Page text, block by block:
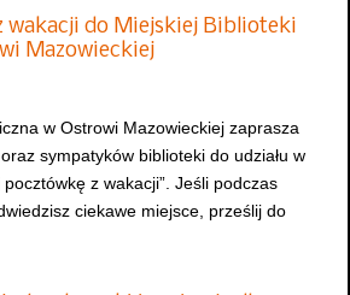
wakacji do Miejskiej Biblioteki
Mazowieckiej
w Ostrowi Mazowieckiej zaprasza
sympatyków biblioteki do udziału w
z wakacji”. Jeśli podczas
ciekawe miejsce, prześlij do